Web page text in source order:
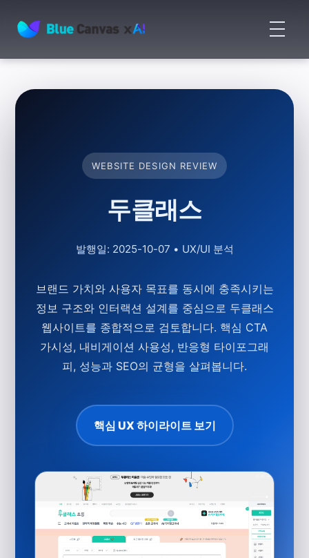
BLUECANVAS
메
뉴
기
WEBSITE DESIGN REVIEW
두클래스
발행일: 2025-10-07 • UX/UI 분석
브랜드 가치와 사용자 목표를 동시에 충족시키는
정보 구조와 인터랙션 설계를 중심으로 두클래스
웹사이트를 종합적으로 검토합니다. 핵심 CTA
가시성, 내비게이션 사용성, 반응형 타이포그래
피, 성능과 SEO의 균형을 살펴봅니다.
핵심 UX 하이라이트 보기